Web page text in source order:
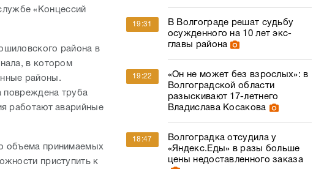
«Концессий
района в
в котором
районы.
повреждена труба
работают аварийные
объема принимаемых
приступить к
19:31
В Волгограде решат судьбу
осужденного на 10 лет экс-
главы района
19:22
«Он не может без взрослых»: в
Волгоградской области
разыскивают 17-летнего
Владислава Косакова
18:47
Волгоградка отсудила у
«Яндекс.Еды» в разы больше
цены недоставленного заказа